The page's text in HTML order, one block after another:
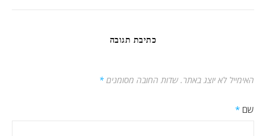
כתיבת תגובה
האימייל לא יוצג באתר. שדות החובה מסומנים *
שם *